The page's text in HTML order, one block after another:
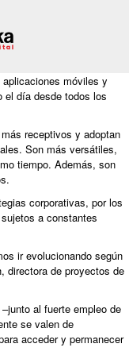
móviles y
el día desde todos los
receptivos y adoptan
Son más versátiles,
tiempo. Además, son
corporativas, por los
a constantes
ir evolucionando según
directora de proyectos de
al fuerte empleo de
se valen de
acceder y permanecer